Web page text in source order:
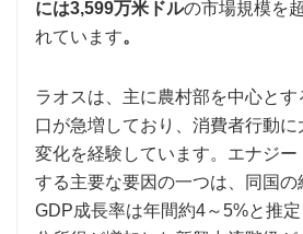
には3,599万米ドルの市場規模を
れています。
ラオスは、主に農村部を中心とす
口が急増しており、消費者行動
変化を経験しています。エナジー
する主要な要因の一つは、同国の
GDP成長率は年間約4～5%と推